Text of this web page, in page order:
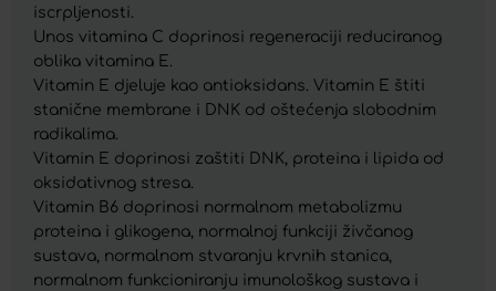
iscrpljenosti.
Unos vitamina C doprinosi regeneraciji reduciranog
oblika vitamina E.
Vitamin E djeluje kao antioksidans. Vitamin E štiti
stanične membrane i DNK od oštećenja slobodnim
radikalima.
Vitamin E doprinosi zaštiti DNK, proteina i lipida od
oksidativnog stresa.
Vitamin B6 doprinosi normalnom metabolizmu
proteina i glikogena, normalnoj funkciji živčanog
sustava, normalnom stvaranju krvnih stanica,
normalnom funkcioniranju imunološkog sustava i